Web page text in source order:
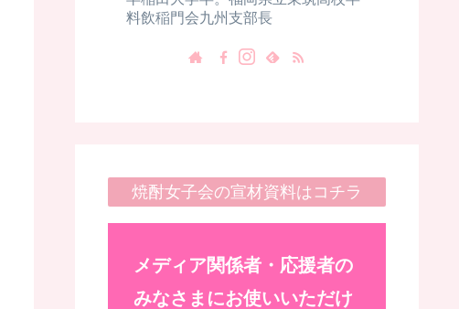
料飲稲門会九州支部長
焼酎女子会の宣材資料はコチラ
メディア関係者・応援者の
みなさまにお使いいただけ